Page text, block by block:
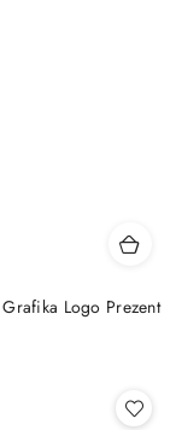
Logo Prezent